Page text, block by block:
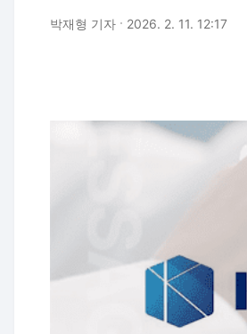
박재형 기자 2026. 2. 11. 12:17